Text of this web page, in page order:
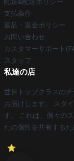
支払条件
返品・返金ポリシー
お問い合わせ
カスタマーサポート
スタッフ
私達の店
世界トップクラスの
お届けします。 スタ
す。 これは、個々の
たの個性を共有するた